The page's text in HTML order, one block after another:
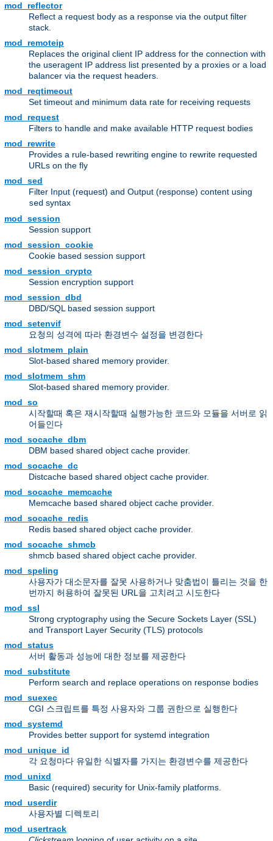
mod_reflector
Reflect a request body as a response via the output filter
stack.
mod_remoteip
Replaces the original client IP address for the connection with
the useragent IP address list presented by a proxies or a load
balancer via the request headers.
mod_reqtimeout
Set timeout and minimum data rate for receiving requests
mod_request
Filters to handle and make available HTTP request bodies
mod_rewrite
Provides a rule-based rewriting engine to rewrite requested
URLs on the fly
mod_sed
Filter Input (request) and Output (response) content using
sed syntax
mod_session
Session support
mod_session_cookie
Cookie based session support
mod_session_crypto
Session encryption support
mod_session_dbd
DBD/SQL based session support
mod_setenvif
요청의 성격에 따라 환경변수 설정을 변경한다
mod_slotmem_plain
Slot-based shared memory provider.
mod_slotmem_shm
Slot-based shared memory provider.
mod_so
시작할때 혹은 재시작할때 실행가능한 코드와 모듈을 서버로 읽
어들인다
mod_socache_dbm
DBM based shared object cache provider.
mod_socache_dc
Distcache based shared object cache provider.
mod_socache_memcache
Memcache based shared object cache provider.
mod_socache_redis
Redis based shared object cache provider.
mod_socache_shmcb
shmcb based shared object cache provider.
mod_speling
사용자가 대소문자를 잘못 사용하거나 맞춤법이 틀리는 것을 한
번까지 허용하여 잘못된 URL을 고치려고 시도한다
mod_ssl
Strong cryptography using the Secure Sockets Layer (SSL)
and Transport Layer Security (TLS) protocols
mod_status
서버 활동과 성능에 대한 정보를 제공한다
mod_substitute
Perform search and replace operations on response bodies
mod_suexec
CGI 스크립트를 특정 사용자와 그룹 권한으로 실행한다
mod_systemd
Provides better support for systemd integration
mod_unique_id
각 요청마다 유일한 식별자를 가지는 환경변수를 제공한다
mod_unixd
Basic (required) security for Unix-family platforms.
mod_userdir
사용자별 디렉토리
mod_usertrack